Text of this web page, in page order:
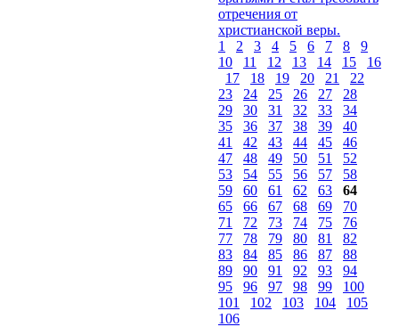
отречения от
христианской веры.
1
2 3 4 5 6 7 8
9
10
11 12 13 14 15
16
17
18 19 20 21
22
23
24 25 26 27
28
29
30 31 32 33
34
35
36 37 38 39
40
41
42 43 44 45
46
47
48 49 50 51
52
53
54 55 56 57
58
59
60 61 62 63
64
65
66 67 68 69
70
71
72 73 74 75
76
77
78 79 80 81
82
83
84 85 86 87
88
89
90 91 92 93
94
95
96 97 98 99
100
101
102 103 104
105
106